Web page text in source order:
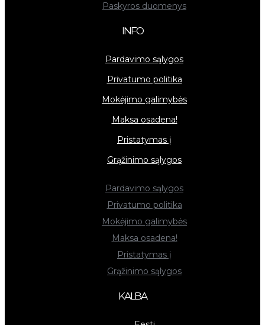
Paskyros duomenys
INFO
Pardavimo sąlygos
Privatumo politika
Mokėjimo galimybės
Maksa osadena!
Pristatymas į
Grąžinimo sąlygos
Pardavimo sąlygos
Privatumo politika
Mokėjimo galimybės
Maksa osadena!
Pristatymas į
Grąžinimo sąlygos
KALBA